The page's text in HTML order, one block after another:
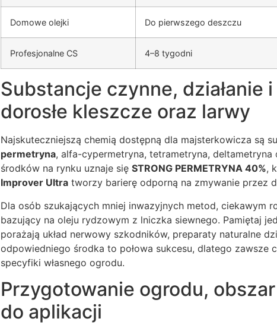
Domowe olejki Do pierwszego deszczu
Profesjonalne CS 4–8 tygodni
Substancje czynne, działanie
dorosłe kleszcze oraz larwy
Najskuteczniejszą chemią dostępną dla majsterkowicza są
permetryna, alfa-cypermetryna, tetrametryna,
środków na rynku uznaje się STRONG PERMETRYNA 40%,
Improver Ultra tworzy barierę odporną na zmywanie przez
Dla osób szukających mniej inwazyjnych metod, ciekawym
bazujący na oleju rydzowym z lniczka siewnego. Pamiętaj
porażają układ nerwowy szkodników, preparaty naturalne
odpowiedniego środka to połowa sukcesu, dlatego
specyfiki własnego ogrodu.
Przygotowanie ogrodu,
do aplikacji